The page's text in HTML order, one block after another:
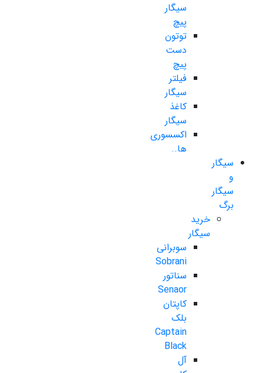
سیگار
پیچ
توتون
دست
پیچ
فیلتر
سیگار
کاغذ
سیگار
اکسسوری
ها..
سیگار
و
سیگار
برگ
خرید
سیگار
سوبرانی
Sobrani
سناتور
Senaor
کاپتان
بلک
Captain
Black
آل